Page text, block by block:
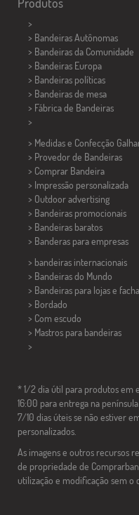
>
> Bandeiras Autônomas
> Bandeiras da Comunidade
> Bandeiras Europa
> Bandeiras políticas
> Bandeiras de mesa
> Fábrica de Bandeiras
>
> Medidas e Confecção
> Provedor de Bandeiras
> Comprar Bandeira
> Impressão personalizada
> Outdoor advertising
> Bandeiras promocionais
> Bandeiras baratos
> Banderas para empresas
> bandeiras internacionais
> Bandeiras do Mundo
> Bandeiras para lojas e
> Bordado
> Com escudo
> Mastros para bandeiras
>
* 1/2 dia útil para produtos em
16:00 para entrega na
7/10 dias úteis se não estiver
personalizados.
As imagens e outros recursos
de propriedade de
utilização e modificação sem o